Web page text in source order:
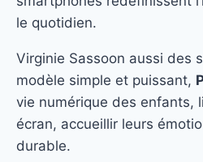
le quotidien.
Virginie Sassoon aussi des
modèle simple et puissant,
vie numérique des enfants,
écran, accueillir leurs
durable.